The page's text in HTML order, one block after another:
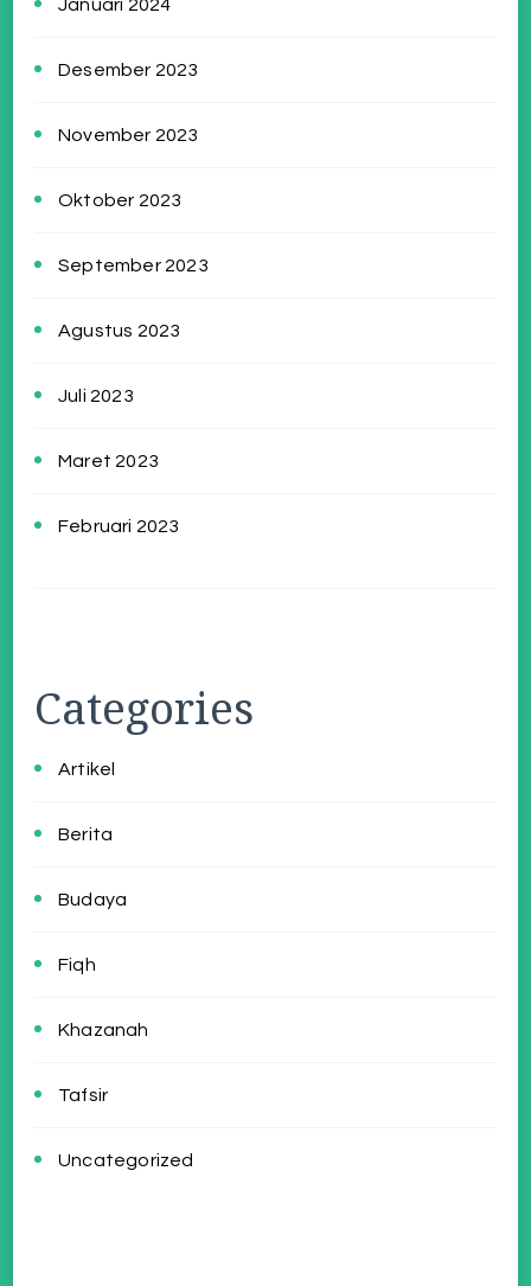
Januari 2024
Desember 2023
November 2023
Oktober 2023
September 2023
Agustus 2023
Juli 2023
Maret 2023
Februari 2023
Categories
Artikel
Berita
Budaya
Fiqh
Khazanah
Tafsir
Uncategorized